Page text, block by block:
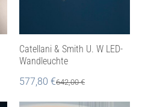
Catellani & Smith U. W LED-
Wandleuchte
577,80 €642,00€